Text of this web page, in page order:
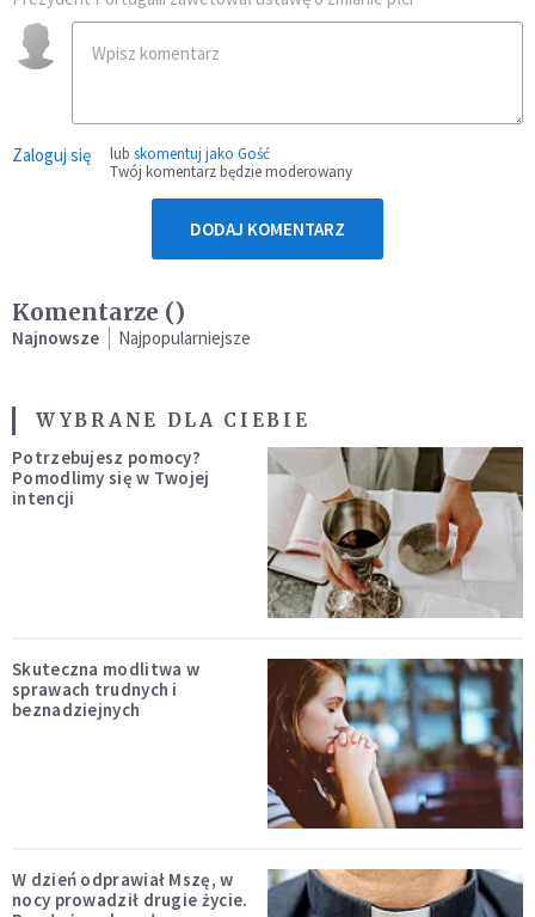
Zaloguj się lub skomentuj jako Gość
Twój komentarz będzie moderowany
DODAJ KOMENTARZ
Komentarze ()
Najnowsze Najpopularniejsze
WYBRANE DLA CIEBIE
Potrzebujesz pomocy?
Pomodlimy się w Twojej
intencji
Skuteczna modlitwa w
sprawach trudnych i
beznadziejnych
W dzień odprawiał Mszę, w
nocy prowadził drugie życie.